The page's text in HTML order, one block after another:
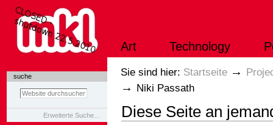
Inhalt
Art Technology
suche
Erweiterte Suche…
Sie sind hier: Startseite →
→ Niki Passath
Diese Seite an